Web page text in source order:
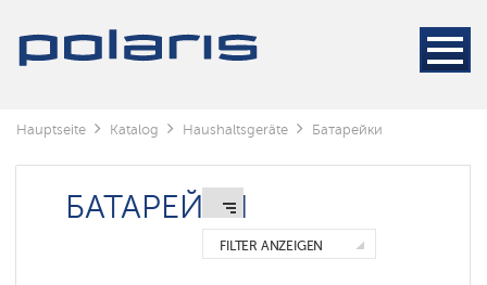
Hauptseite Katalog Haushaltsgeräte Батарейки
БАТАРЕЙКИ
FILTER ANZEIGEN